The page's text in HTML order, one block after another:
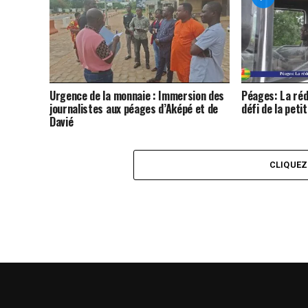
Urgence de la monnaie : Immersion des
journalistes aux péages d’Aképé et de
Davié
Péages: La
défi de la